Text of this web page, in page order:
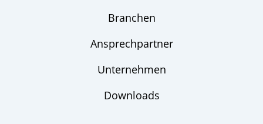
Branchen
Ansprechpartner
Unternehmen
Downloads